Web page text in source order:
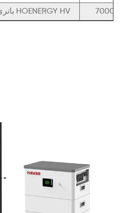
1 x 20KWh باتری ذخیره‌سازی HOENERGY HV